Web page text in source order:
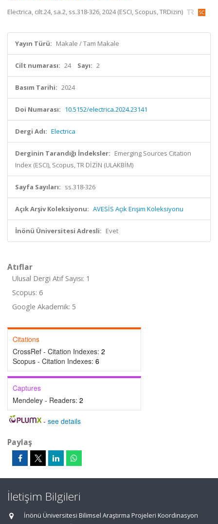
Electrica, cilt.24, sa.2, ss.318-326, 2024 (ESCI, Scopus, TRDizin)
Yayın Türü: Makale / Tam Makale
Cilt numarası: 24 Sayı: 2
Basım Tarihi: 2024
Doi Numarası: 10.5152/electrica.2024.23141
Dergi Adı: Electrica
Derginin Tarandığı İndeksler: Emerging Sources Citation
Index (ESCI), Scopus, TR DİZİN (ULAKBİM)
Sayfa Sayıları: ss.318-326
Açık Arşiv Koleksiyonu: AVESİS Açık Erişim Koleksiyonu
İnönü Üniversitesi Adresli: Evet
Atıflar
Ulusal Dergi Atıf Sayısı: 1
Scopus: 6
Google Akademik: 5
Citations
CrossRef - Citation Indexes: 2
Scopus - Citation Indexes: 6
Captures
Mendeley - Readers: 2
- see details
Paylaş
İletişim Bilgileri
İnönü Üniversitesi Bilimsel Araştırma Projeleri Koordinasyon